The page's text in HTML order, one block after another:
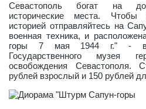
Севастополь богат на
исторические места. Чтобы
историей отправляйтесь на
военная техника, и
горы 7 мая 1944 г." -
Государственного музея
освобождения Севастополя.
рублей взрослый и 150 рублей